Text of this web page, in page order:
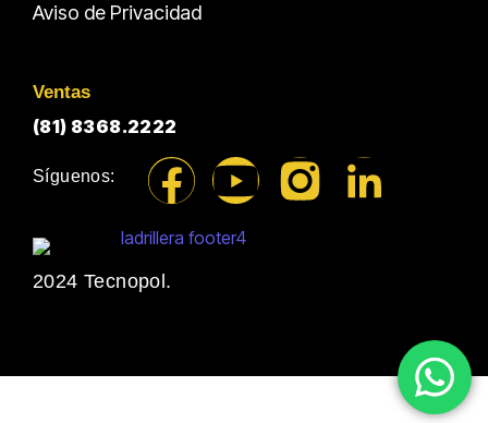
Aviso de Privacidad
Ventas
(81) 8368.2222
Síguenos:
2024 Tecnopol.